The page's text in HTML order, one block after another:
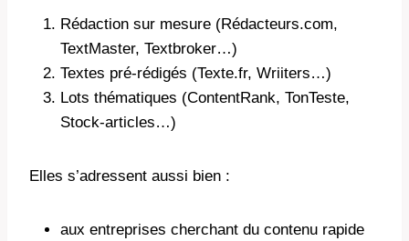
Rédaction sur mesure (Rédacteurs.com,
TextMaster, Textbroker…)
Textes pré-rédigés (Texte.fr, Wriiters…)
Lots thématiques (ContentRank, TonTeste,
Stock-articles…)
Elles s’adressent aussi bien :
aux entreprises cherchant du contenu rapide